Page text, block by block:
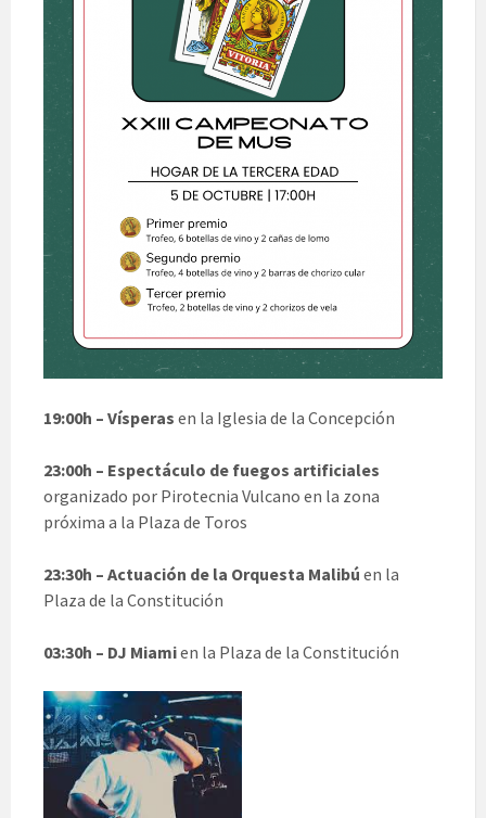
19:00h – Vísperas en la Iglesia de la Concepción
23:00h – Espectáculo de fuegos artificiales
organizado por Pirotecnia Vulcano en la zona
próxima a la Plaza de Toros
23:30h – Actuación de la Orquesta Malibú en la
Plaza de la Constitución
03:30h – DJ Miamien la Plaza de la Constitución